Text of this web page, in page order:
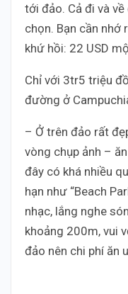
tới đảo. Cả đi và
chọn. Bạn cần nhớ
khứ hồi: 22 USD
Chỉ với 3tr5 triệu
đường ở
– Ở trên đảo rất
vòng chụp ảnh –
đây có khá nhiều
hạn như “Beach
nhạc, lắng nghe
khoảng 200m, vui
đảo nên chi phí ăn